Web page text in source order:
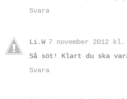
Svara
Li.W 7 november 2012
Så söt! Klart du ska
Svara